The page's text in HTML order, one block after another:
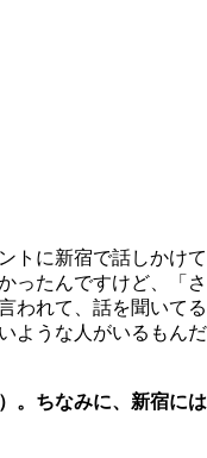
トに新宿で話しかけて
ったんですけど、「さ
われて、話を聞いてる
ような人がいるもんだ
。ちなみに、新宿には